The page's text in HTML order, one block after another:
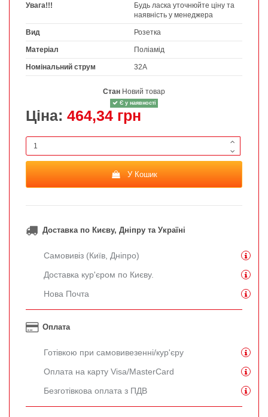
Увага!!!
Будь ласка уточнюйте ціну та
наявність у менеджера
Вид Розетка
Матеріал Поліамід
Номінальний струм 32А
Стан Новий товар
Є у наявності
Ціна: 464,34 грн
У Кошик
Доставка по Києву, Дніпру та Україні
Самовивіз (Київ, Дніпро)
Доставка кур'єром по Києву.
Нова Почта
Оплата
Готівкою при самовивезенні/кур'єру
Оплата на карту Visa/MasterCard
Безготівкова оплата з ПДВ